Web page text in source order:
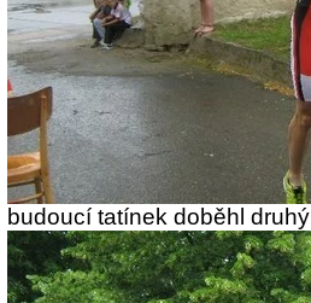
budoucí tatínek doběhl druhý